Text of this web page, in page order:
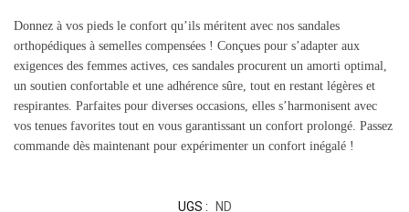
Donnez à vos pieds le confort qu’ils méritent avec nos sandales
orthopédiques à semelles compensées ! Conçues pour s’adapter aux
exigences des femmes actives, ces sandales procurent un amorti optimal,
un soutien confortable et une adhérence sûre, tout en restant légères et
respirantes. Parfaites pour diverses occasions, elles s’harmonisent avec
vos tenues favorites tout en vous garantissant un confort prolongé. Passez
commande dès maintenant pour expérimenter un confort inégalé !
UGS :
ND